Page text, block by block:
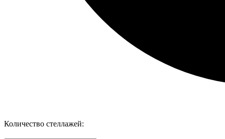
Количество стеллажей: